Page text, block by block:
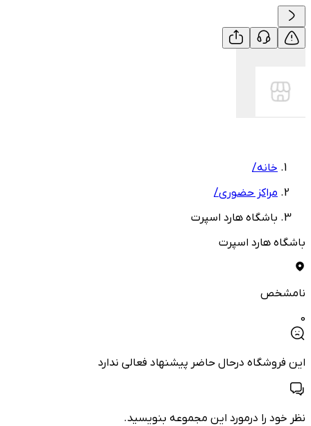
خانه/
مراکز حضوری/
باشگاه هارد اسپرت
باشگاه هارد اسپرت
نامشخص
0
این فروشگاه درحال حاضر پیشنهاد فعالی ندارد
نظر خود را درمورد این مجموعه بنویسید.